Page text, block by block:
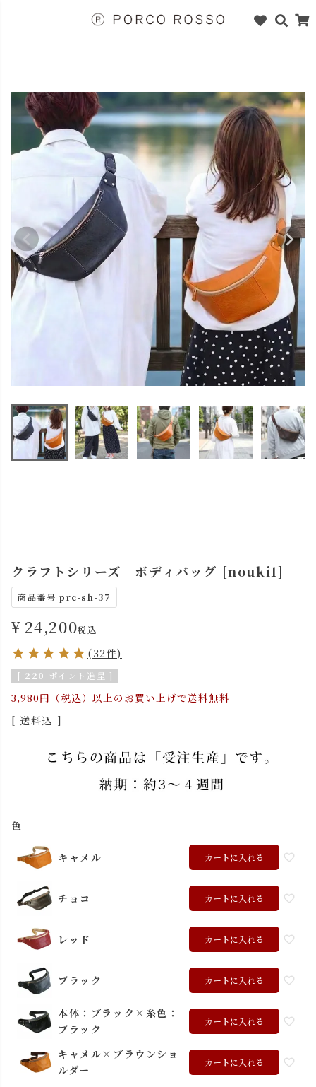
クラフトシリーズ ボディバッグ [nouki1]
商品番号 prc-sh-37
¥ 24,200税込
(32件)
[ 220 ポイント進呈 ]
3,980円（税込）以上のお買い上げで送料無料
送料込
色
キャメル カートに入れる
チョコ カートに入れる
レッド カートに入れる
ブラック カートに入れる
本体：ブラック×糸色：
ブラック
カートに入れる
キャメル×ブラウンショ
ルダー
カートに入れる